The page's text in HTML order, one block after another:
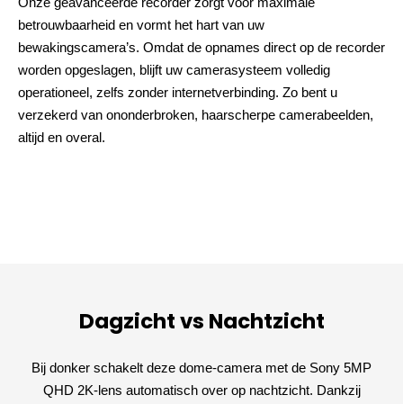
betrouwbaarheid en vormt het hart van uw
bewakingscamera’s. Omdat de opnames direct op de recorder
worden opgeslagen, blijft uw camerasysteem volledig
operationeel, zelfs zonder internetverbinding. Zo bent u
verzekerd van ononderbroken, haarscherpe camerabeelden,
altijd en overal.
Dagzicht vs Nachtzicht
Bij donker schakelt deze dome-camera met de Sony 5MP
QHD 2K-lens automatisch over op nachtzicht. Dankzij